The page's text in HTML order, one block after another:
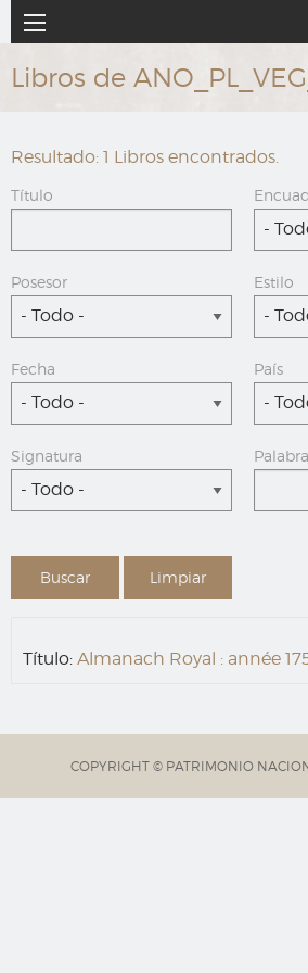
al
contenido
principal
Navegación
principal
Libros de
Resultado: 1 Libros encontrados.
Título
-
Posesor
- Todo -
Estilo
-
Fecha
- Todo -
País
-
Signatura
- Todo -
Título: Almanach Royal : année
COPYRIGHT © PATRIMONIO